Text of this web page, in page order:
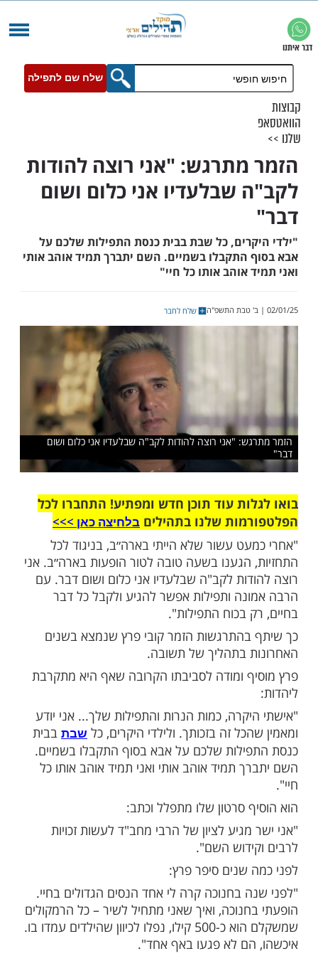
שלח שם לתפילה
"אני רוצה להודות
שבלעדיו אני כלום ושום
כל שבת בבית כנסת התפילות שלכם על
התקבלו בשמיים. השם יתברך תמיד אוהב אותי
"אני רוצה להודות לקב"ה שבלעדיו אני כלום ושום
עוד תוכן חדש ומפתיע! התחברו לכל
שלנו בתהיליםבלחיצה כאן >>>​
עשור שלא הייתי בארה״ב, בניגוד לכל
הגענו בשעה טובה לטור הופעות בארה״ב. אני
לקב"ה שבלעדיו אני כלום ושום דבר. עם
ותפילות אפשר להגיע ולקבל כל דבר
בכוח התפילות".
הזמר קובי פרץ שנמצא בשנים
בתהליך של תשובה.
ומודה לסביבתו הקרובה שאף היא מתקרבת
כמות הנרות והתפילות שלך... אני יודע
זה בזכותך. ולילדי היקרים, כלשבת בבית
שלכם על אבא בסוף התקבלו בשמיים.